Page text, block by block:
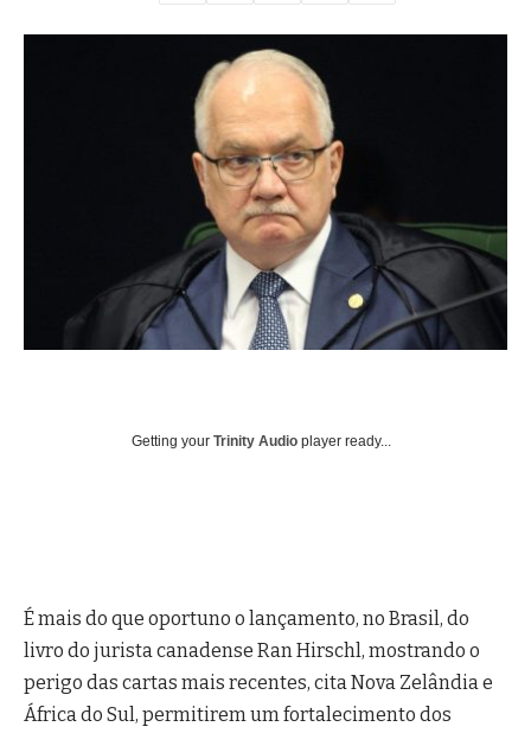
Getting your Trinity Audio player ready...
É mais do que oportuno o lançamento, no Brasil, do
livro do jurista canadense Ran Hirschl, mostrando o
perigo das cartas mais recentes, cita Nova Zelândia e
África do Sul, permitirem um fortalecimento dos